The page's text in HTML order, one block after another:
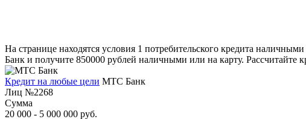
На странице находятся условия 1 потребительского кредита
Банк и получите 850000 рублей наличными или на карту. Рассчитайте
Кредит на любые цели МТС Банк
Лиц №2268
Сумма
20 000 - 5 000 000 руб.